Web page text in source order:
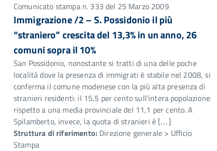
Comunicato stampa n. 333 del 25 Marzo 2009
Immigrazione /2 – S. Possidonio il più
“straniero” crescita del 13,3% in un anno, 26
comuni sopra il 10%
San Possidonio, nonostante si tratti di una delle poche
località dove la presenza di immigrati è stabile nel 2008, si
conferma il comune modenese con la più alta presenza di
stranieri residenti: il 15,5 per cento sull’intera popolazione
rispetto a una media provinciale del 11,1 per cento. A
Spilamberto, invece, la quota di stranieri è […]
Struttura di riferimento: Direzione generale > Ufficio
Stampa